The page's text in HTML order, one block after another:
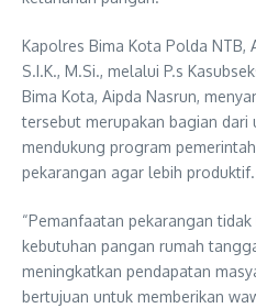
Kapolres Bima Kota Polda NTB,
S.I.K., M.Si., melalui P.s
Bima Kota, Aipda Nasrun,
tersebut merupakan bagian dari
mendukung program
pekarangan agar lebih produktif.
“Pemanfaatan pekarangan
kebutuhan pangan rumah
meningkatkan pendapatan
bertujuan untuk memberikan